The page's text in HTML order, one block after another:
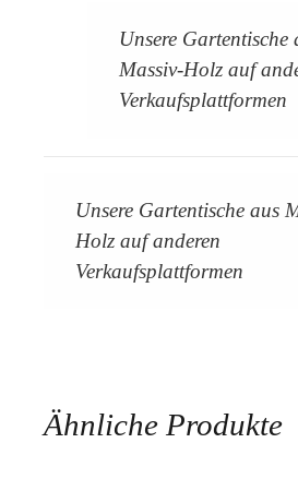
Unsere Gartentische
Massiv-Holz auf
Verkaufsplattformen
Unsere Gartentische aus
Holz auf anderen
Verkaufsplattformen
Ähnliche Produkte